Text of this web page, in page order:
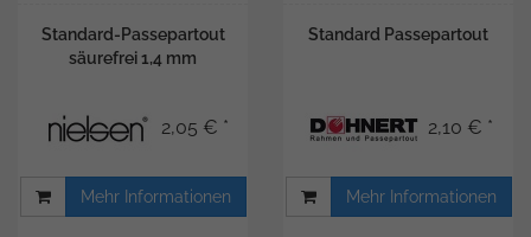
Standard-Passepartout
säurefrei 1,4 mm
2,05 € *
Mehr Informationen
Standard Passepartout
2,10 € *
Mehr Informationen